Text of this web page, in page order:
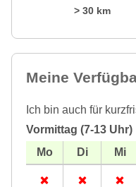
> 30 km
Meine
Ich bin auch für
Vormittag (7-13 Uhr)